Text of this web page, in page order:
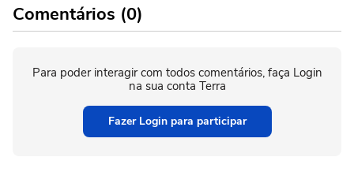
Comentários (0)
Para poder interagir com todos comentários, faça Login
na sua conta Terra
Fazer Login para participar